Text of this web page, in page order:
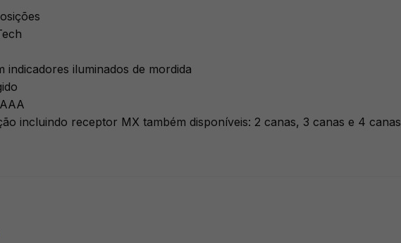
indicadores iluminados de mordida
incluindo receptor MX também disponíveis: 2 canas, 3 canas e 4 canas